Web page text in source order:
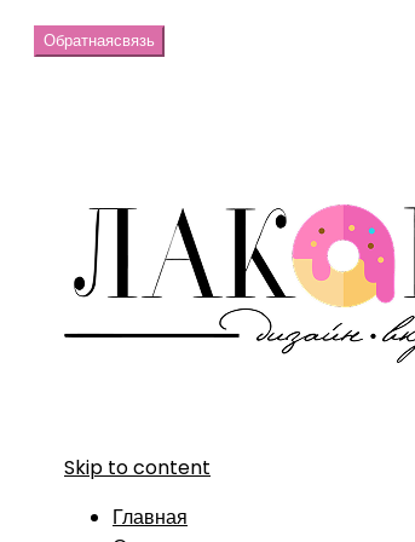
Обратнаясвязь
Skip to content
Главная